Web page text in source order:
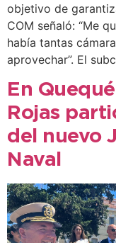
objetivo de
COM señaló: “Me
había tantas
aprovechar”. El
En
Rojas
del nuevo
Naval